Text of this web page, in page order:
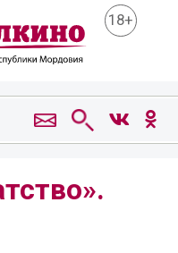
18+